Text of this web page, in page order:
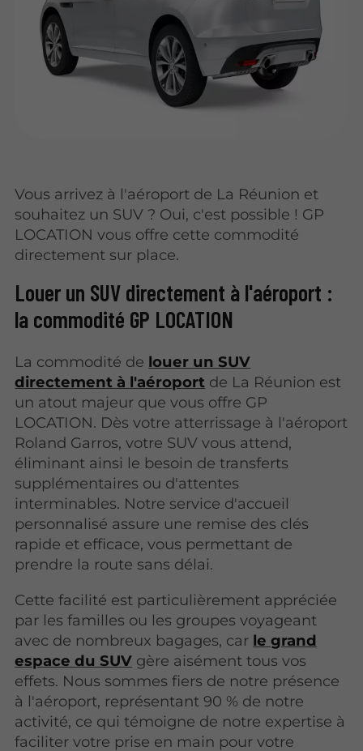
Vous arrivez à l'aéroport de La Réunion et
souhaitez un SUV ? Oui, c'est possible ! GP
LOCATION vous offre cette commodité
directement sur place.
Louer un SUV directement à l'aéroport :
la commodité GP LOCATION
La commodité de louer un SUV
directement à l'aéroport de La Réunion est
un atout majeur que vous offre GP
LOCATION. Dès votre atterrissage à l'aéroport
Roland Garros, votre SUV vous attend,
éliminant ainsi le besoin de transferts
supplémentaires ou d'attentes
interminables. Notre service d'accueil
personnalisé assure une remise des clés
rapide et efficace, vous permettant de
prendre la route sans délai.
Cette facilité est particulièrement appréciée
par les familles ou les groupes voyageant
avec de nombreux bagages, car le grand
espace du SUV gère aisément tous vos
effets. Nous sommes fiers de notre présence
à l'aéroport, représentant 90 % de notre
activité, ce qui témoigne de notre expertise à
faciliter votre prise en main pour votre